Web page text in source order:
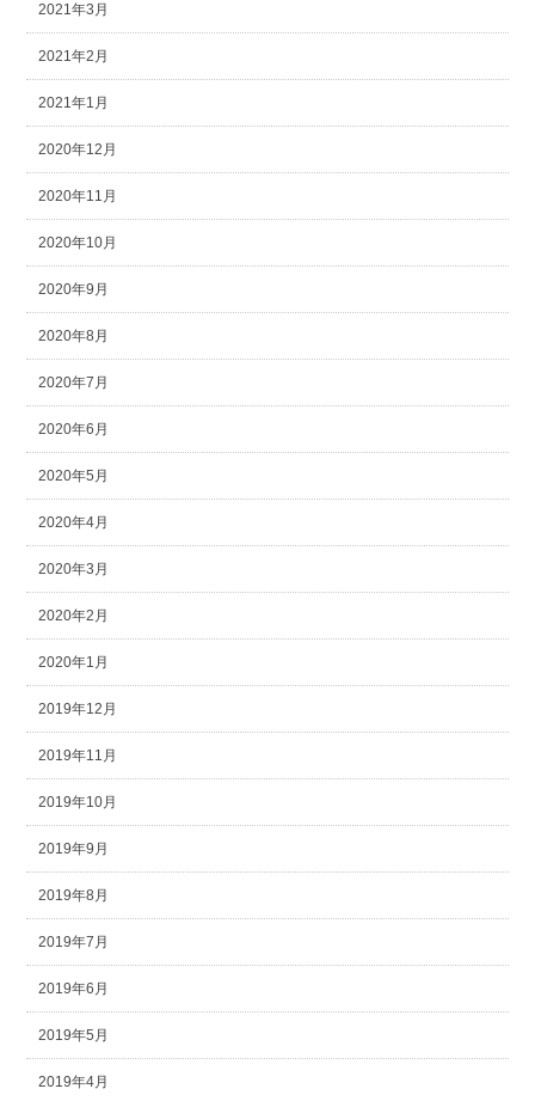
2021年3月
2021年2月
2021年1月
2020年12月
2020年11月
2020年10月
2020年9月
2020年8月
2020年7月
2020年6月
2020年5月
2020年4月
2020年3月
2020年2月
2020年1月
2019年12月
2019年11月
2019年10月
2019年9月
2019年8月
2019年7月
2019年6月
2019年5月
2019年4月